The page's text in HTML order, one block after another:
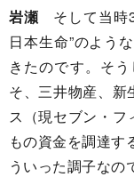
岩瀬 そして当時
日本生命”のよう
きたのです。そ
そ、三井物産、
ス（現セブン・フ
もの資金を調達す
ういった調子なの